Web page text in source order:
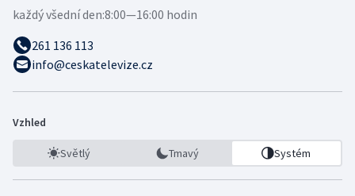
každý všední den:8:00—16:00 hodin
261 136 113
info@ceskatelevize.cz
Vzhled
Světlý Tmavý Systém